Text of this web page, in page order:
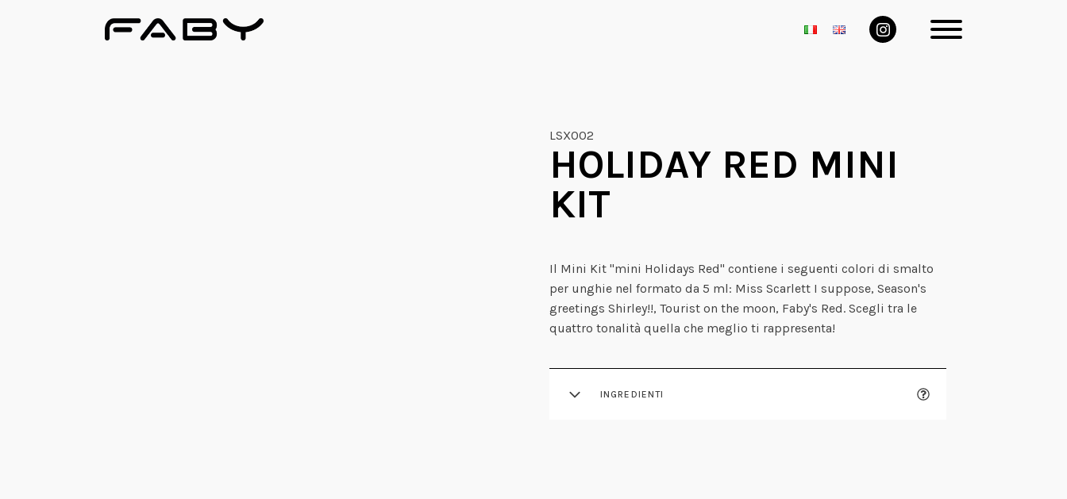
LSX002
HOLIDAY RED MINI
KIT
Il Mini Kit "mini Holidays Red" contiene i seguenti colori di smalto
per unghie nel formato da 5 ml: Miss Scarlett I suppose, Season's
greetings Shirley!!, Tourist on the moon, Faby's Red. Scegli tra le
quattro tonalità quella che meglio ti rappresenta!
INGREDIENTI